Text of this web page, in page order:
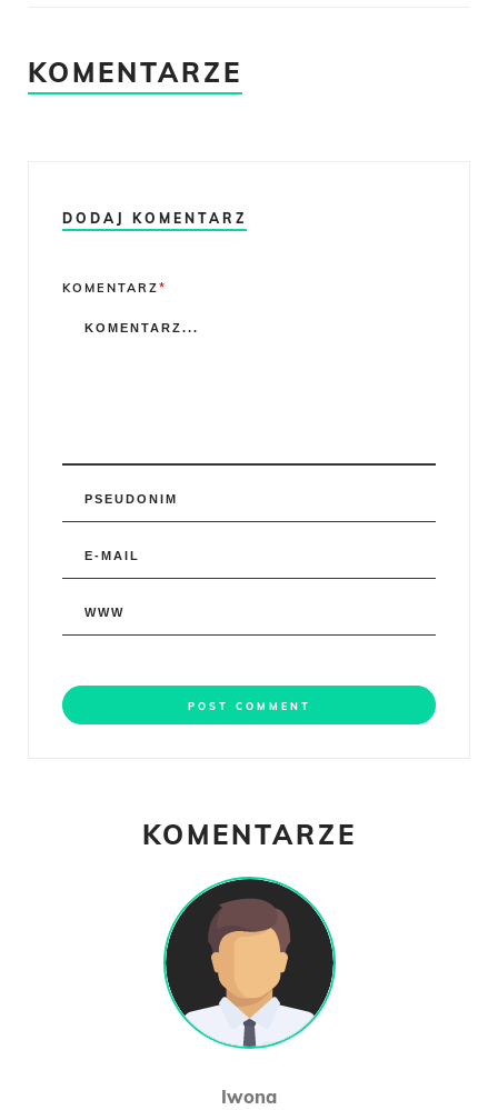
KOMENTARZE
DODAJ KOMENTARZ
Comment
KOMENTARZ*
KOMENTARZE
Iwona